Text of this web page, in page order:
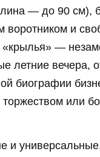
— до 90 см),
воротником и
«крылья» —
летние вечера,
биографии
или
и